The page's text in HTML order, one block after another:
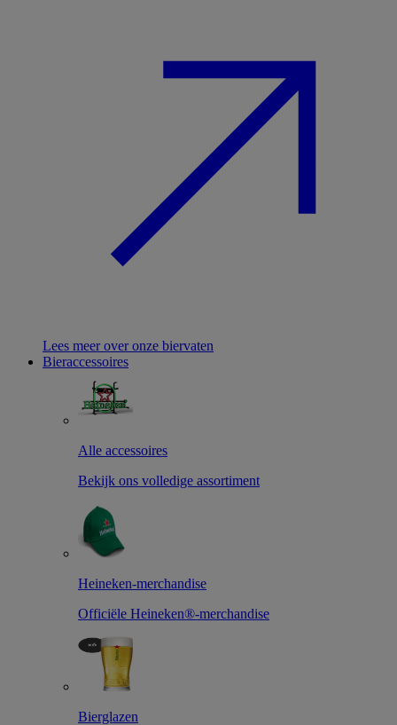
Lees meer over onze biervaten
Bieraccessoires
Alle accessoires
Bekijk ons volledige assortiment
Heineken-merchandise
Officiële Heineken®-merchandise
Bierglazen